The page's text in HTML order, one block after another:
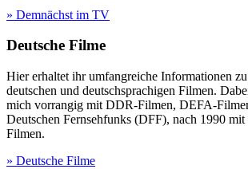
» Demnächst im TV
Deutsche Filme
Hier erhaltet ihr umfangreiche Informationen
deutschen und deutschsprachigen Filmen.
mich vorrangig mit DDR-Filmen, DEFA-
Deutschen Fernsehfunks (DFF), nach 1990 mit
Filmen.
» Deutsche Filme